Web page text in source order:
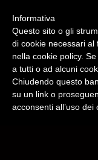
CHI SIAMO
Informativa
Questo sito o gli
di cookie necessari al
nella cookie policy.
a tutti o ad alcuni
Chiudendo questo
su un link o
acconsenti all’uso dei